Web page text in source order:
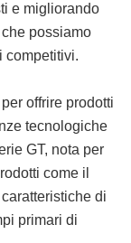
e migliorando
possiamo
competitivi.
offrire prodotti
tecnologiche
GT, nota per
come il
di
primari di